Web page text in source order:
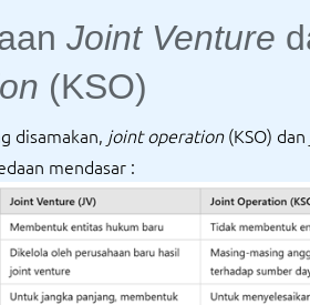
Joint Venture
(KSO)
disamakan, joint operation(KSO) dan
mendasar :